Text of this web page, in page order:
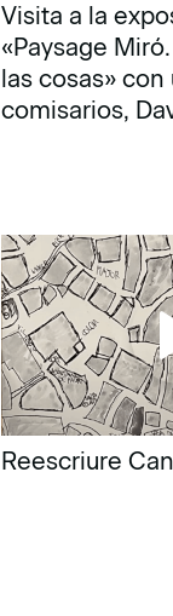
Visita a la
«Paysage
las cosas» con
comisarios,
Reescriure